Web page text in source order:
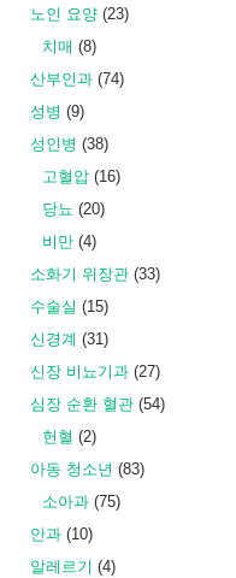
노인 요양 (23)
치매 (8)
산부인과 (74)
성병 (9)
성인병 (38)
고혈압 (16)
당뇨 (20)
비만 (4)
소화기 위장관 (33)
수술실 (15)
신경계 (31)
신장 비뇨기과 (27)
심장 순환 혈관 (54)
헌혈 (2)
아동 청소년 (83)
소아과 (75)
안과 (10)
알레르기 (4)